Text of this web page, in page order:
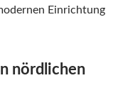
Einrichtung
nördlichen